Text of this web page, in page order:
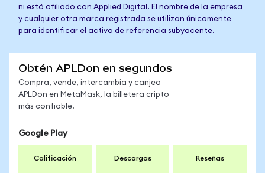
ni está afiliado con Applied Digital. El nombre de la empresa
y cualquier otra marca registrada se utilizan únicamente
para identificar el activo de referencia subyacente.
Obtén APLDon en segundos
Compra, vende, intercambia y canjea
APLDon en MetaMask, la billetera cripto
más confiable.
Google Play
Calificación Descargas Reseñas